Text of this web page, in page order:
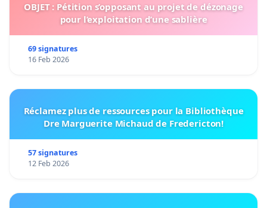
OBJET : Pétition s’opposant au projet de dézonage
pour l’exploitation d’une sablière
69 signatures
16 Feb 2026
Réclamez plus de ressources pour la Bibliothèque
Dre Marguerite Michaud de Fredericton!
57 signatures
12 Feb 2026